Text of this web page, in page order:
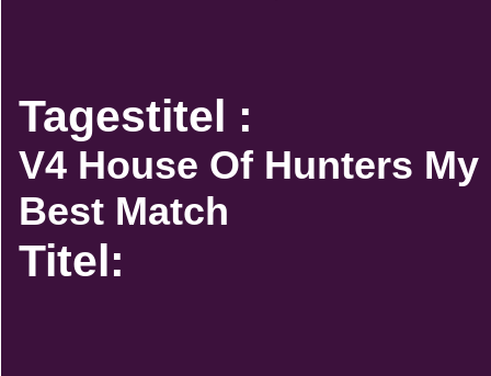
Tagestitel :
V4 House Of Hunters My
Best Match
Titel: